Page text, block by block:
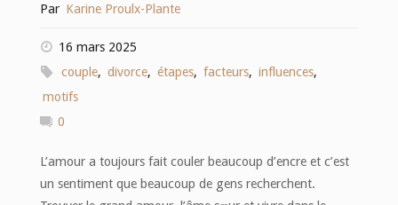
Par Karine Proulx-Plante
16 mars 2025
couple, divorce, étapes, facteurs, influences,
motifs
0
L’amour a toujours fait couler beaucoup d’encre et c’est
un sentiment que beaucoup de gens recherchent.